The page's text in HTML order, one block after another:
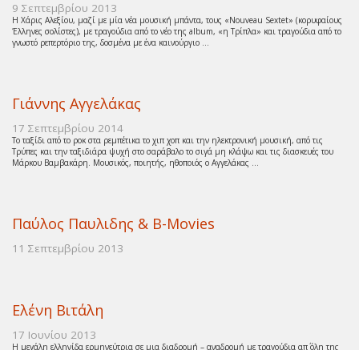
9 Σεπτεμβρίου 2013
Η Χάρις Αλεξίου, μαζί με μία νέα μουσική μπάντα, τους «Nouveau Sextet» (κορυφαίους
Έλληνες σολίστες), με τραγούδια από το νέο της album, «η Τρίπλα» και τραγούδια από το
γνωστό ρεπερτόριο της, δοσμένα με ένα καινούργιο ...
Γιάννης Αγγελάκας
17 Σεπτεμβρίου 2014
Το ταξίδι από το ροκ στα ρεμπέτικα το χιπ χοπ και την ηλεκτρονική μουσική, από τις
Τρύπες και την ταξιδιάρα ψυχή στο σαράβαλο το σιγά μη κλάψω και τις διασκευές του
Μάρκου Βαμβακάρη. Μουσικός, ποιητής, ηθοποιός ο Αγγελάκας ...
Παύλος Παυλιδης & B-Movies
11 Σεπτεμβρίου 2013
Ελένη Βιτάλη
17 Ιουνίου 2013
Η μεγάλη ελληνίδα ερμηνεύτρια σε μια διαδρομή – αναδρομή με τραγούδια απ΄ όλη της